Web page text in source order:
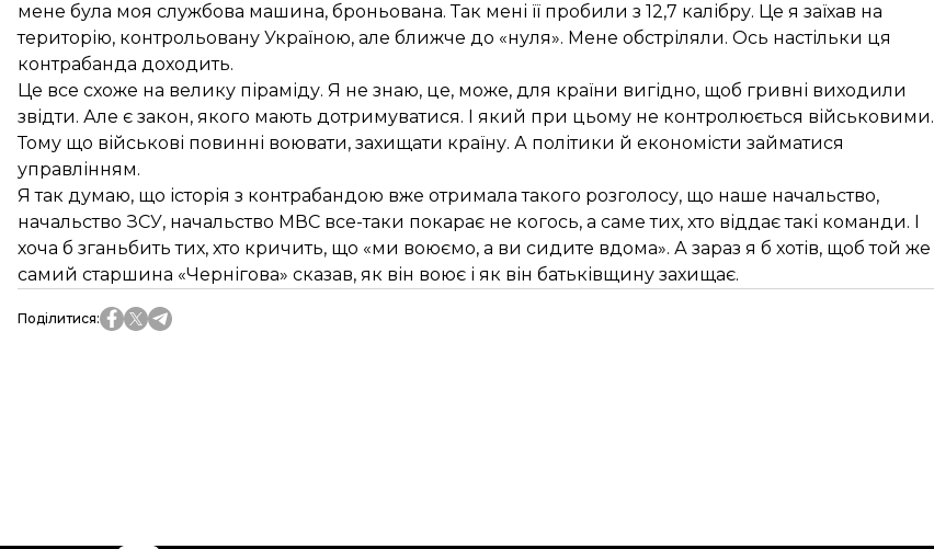
мене була моя службова машина, броньована. Так мені її пробили з 12,7 калібру. Це я заїхав на
територію, контрольовану Україною, але ближче до «нуля». Мене обстріляли. Ось настільки ця
контрабанда доходить.
Це все схоже на велику піраміду. Я не знаю, це, може, для країни вигідно, щоб гривні виходили
звідти. Але є закон, якого мають дотримуватися. І який при цьому не контролюється військовими.
Тому що військові повинні воювати, захищати країну. А політики й економісти займатися
управлінням.
Я так думаю, що історія з контрабандою вже отримала такого розголосу, що наше начальство,
начальство ЗСУ, начальство МВС все-таки покарає не когось, а саме тих, хто віддає такі команди. І
хоча б зганьбить тих, хто кричить, що «ми воюємо, а ви сидите вдома». А зараз я б хотів, щоб той же
самий старшина «Чернігова» сказав, як він воює і як він батьківщину захищає.
Поділитися: